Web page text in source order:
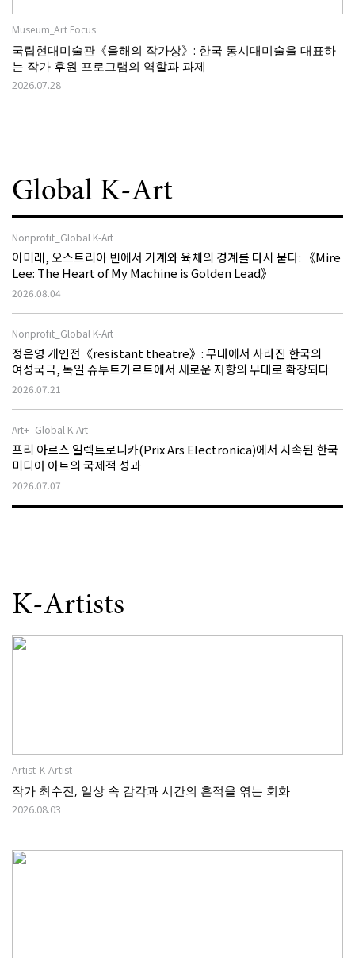
Museum_Art Focus
국립현대미술관《올해의 작가상》: 한국 동시대미술을 대표하
는 작가 후원 프로그램의 역할과 과제
2026.07.28
Global K-Art
Nonprofit_Global K-Art
이미래, 오스트리아 빈에서 기계와 육체의 경계를 다시 묻다: 《Mire
Lee: The Heart of My Machine is Golden Lead》
2026.08.04
Nonprofit_Global K-Art
정은영 개인전《resistant theatre》: 무대에서 사라진 한국의
여성국극, 독일 슈투트가르트에서 새로운 저항의 무대로 확장되다
2026.07.21
Art+_Global K-Art
프리 아르스 일렉트로니카(Prix Ars Electronica)에서 지속된 한국
미디어 아트의 국제적 성과
2026.07.07
K-Artists
Artist_K-Artist
작가 최수진, 일상 속 감각과 시간의 흔적을 엮는 회화
2026.08.03